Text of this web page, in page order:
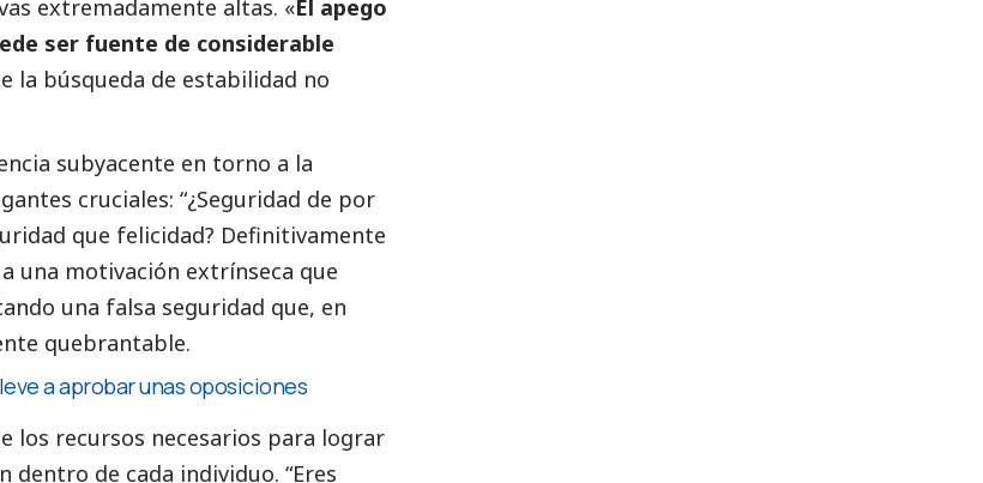
extremadamente altas. «El apego
ser fuente de considerable
la búsqueda de estabilidad no
subyacente en torno a la
cruciales: “¿Seguridad de por
que felicidad? Definitivamente
una motivación extrínseca que
una falsa seguridad que, en
quebrantable.
a aprobar unas oposiciones
los recursos necesarios para lograr
dentro de cada individuo. “Eres